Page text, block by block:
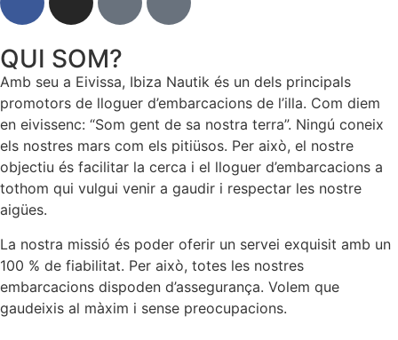
QUI SOM?
Amb seu a Eivissa, Ibiza Nautik és un dels principals
promotors de lloguer d’embarcacions de l’illa. Com diem
en eivissenc: “Som gent de sa nostra terra”. Ningú coneix
els nostres mars com els pitiüsos. Per això, el nostre
objectiu és facilitar la cerca i el lloguer d’embarcacions a
tothom qui vulgui venir a gaudir i respectar les nostre
aigües.
La nostra missió és poder oferir un servei exquisit amb un
100 % de fiabilitat. Per això, totes les nostres
embarcacions dispoden d’assegurança. Volem que
gaudeixis al màxim i sense preocupacions.